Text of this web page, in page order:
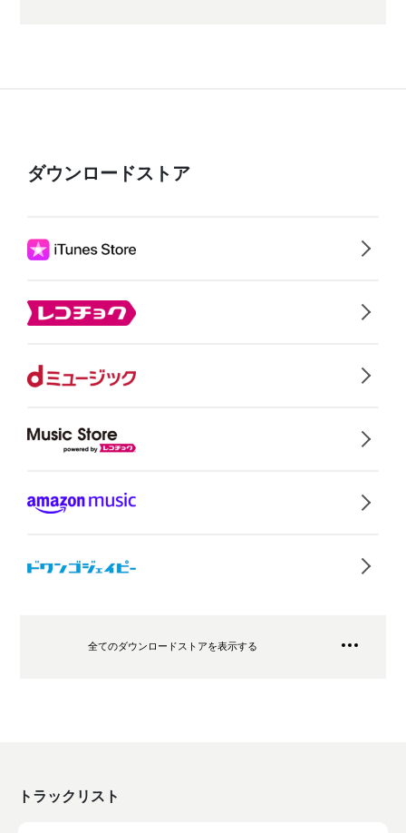
ダウンロードストア
全てのダウンロードストアを表示する
トラックリスト